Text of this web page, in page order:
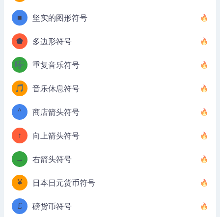
■ 坚实的图形符号
⬟ 多边形符号
🎼 重复音乐符号
🎵 音乐休息符号
^ 商店箭头符号
↑ 向上箭头符号
→ 右箭头符号
¥ 日本日元货币符号
£ 磅货币符号